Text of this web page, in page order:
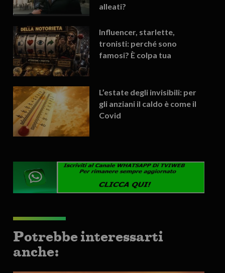
alleati?
Influencer, starlette,
tronisti: perché sono
famosi? È colpa tua
L’estate degli invisibili: per
gli anziani il caldo è come il
Covid
Potrebbe interessarti
anche: